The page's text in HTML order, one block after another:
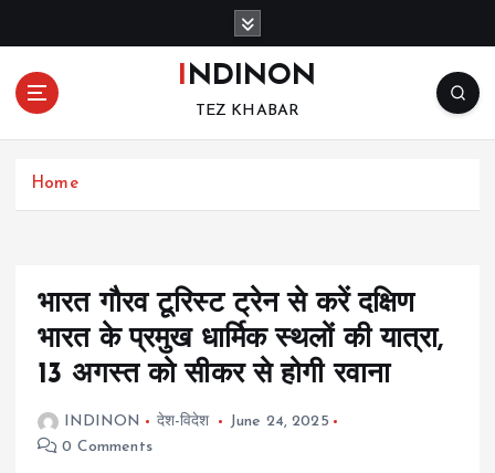
o
INDINON
TEZ KHABAR
Home
भारत गौरव टूरिस्ट ट्रेन से करें दक्षिण
भारत के प्रमुख धार्मिक स्थलों की यात्रा,
13 अगस्त को सीकर से होगी रवाना
INDINON देश-विदेश
June 24, 2025
0 Comments